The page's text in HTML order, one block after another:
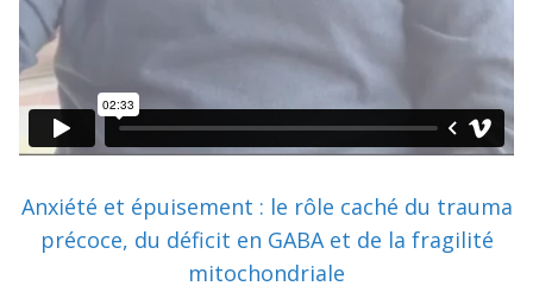
Anxiété et épuisement : le rôle caché du trauma
précoce, du déficit en GABA et de la fragilité
mitochondriale